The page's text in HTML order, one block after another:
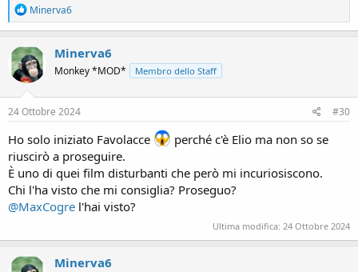
R
e
a
c
t
i
o
n
s
Minerva6
Minerva6
Monkey *MOD* Membro dello Staff
24 Ottobre 2024 #30
Ho solo iniziato Favolacce
perché c'è Elio ma non so se
riuscirò a proseguire.
È uno di quei film disturbanti che però mi incuriosiscono.
Chi l'ha visto che mi consiglia? Proseguo?
@MaxCogre l'hai visto?
Ultima modifica: 24 Ottobre 2024
Minerva6